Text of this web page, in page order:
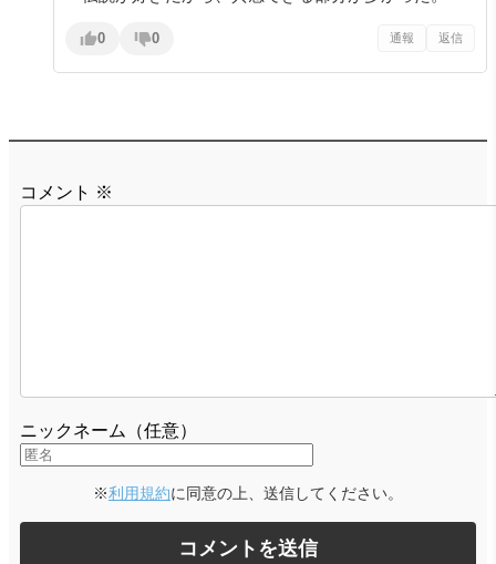
0 0 通報 返信
コメント ※
ニックネーム（任意）
※利用規約に同意の上、送信してください。